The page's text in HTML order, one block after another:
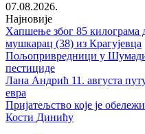
07.08.2026.
Најновије
Хапшење због 85
мушкарац (38) из Крагујевца
Пољопривредници у
пестициде
Лана Андрић 11. августа
евра
Пријатељство које је
Кости Динићу